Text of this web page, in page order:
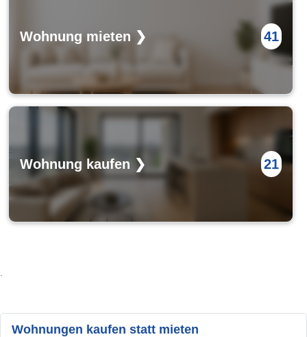
Wohnung mieten ❯ 41
Wohnung kaufen ❯ 21
.
Wohnungen kaufen statt mieten